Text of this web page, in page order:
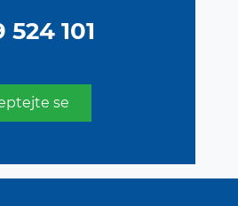
524 101
se